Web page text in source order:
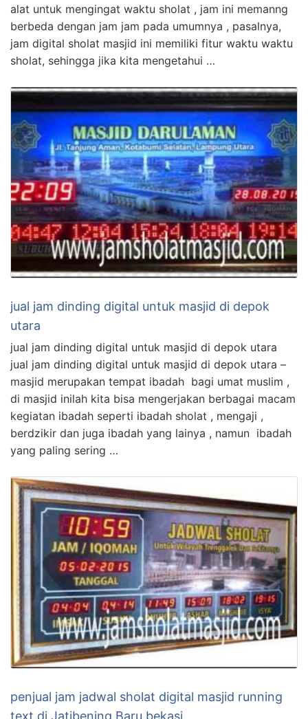
alat untuk mengingat waktu sholat , jam ini memanng
berbeda dengan jam jam pada umumnya , pasalnya,
jam digital sholat masjid ini memiliki fitur waktu waktu
sholat, sehingga jika kita mengetahui …
jual jam dinding digital untuk masjid di depok
utara
jual jam dinding digital untuk masjid di depok utara
jual jam dinding digital untuk masjid di depok utara –
masjid merupakan tempat ibadah bagi umat muslim ,
di masjid inilah kita bisa mengerjakan berbagai macam
kegiatan ibadah seperti ibadah sholat , mengaji ,
berdzikir dan juga ibadah yang lainya , namun ibadah
yang paling sering …
penjual jam jadwal sholat digital masjid running
text di Jatibening Baru bekasi